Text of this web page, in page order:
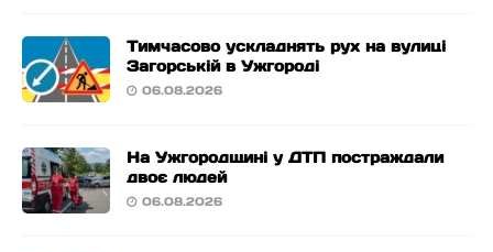
Тимчасово ускладнять рух на вулиці
Загорській в Ужгороді
06.08.2026
На Ужгородщині у ДТП постраждали
двоє людей
06.08.2026